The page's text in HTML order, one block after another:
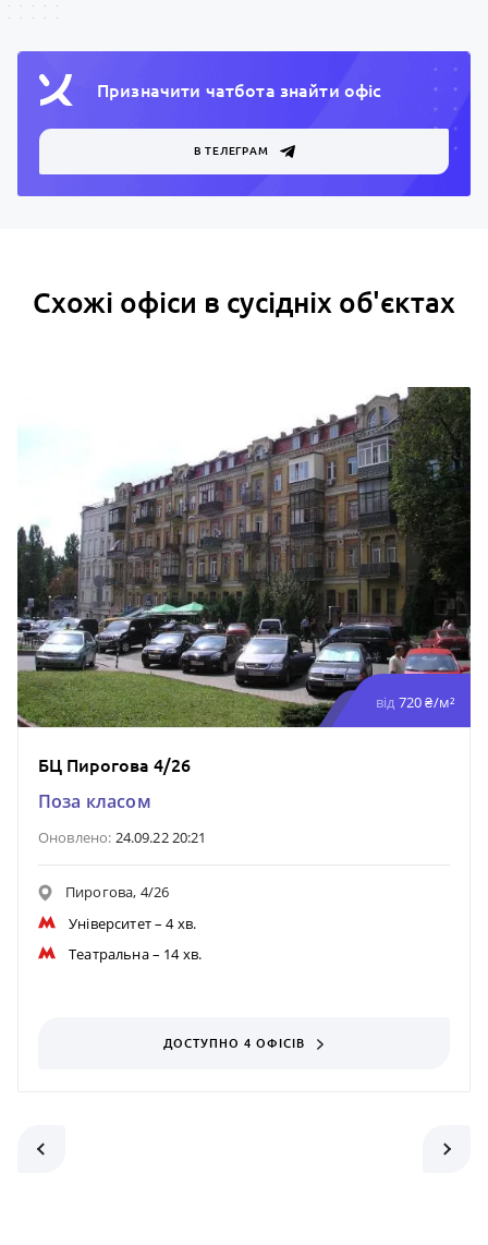
Призначити чатбота знайти офiс
В ТЕЛЕГРАМ
Схожі офіси в сусідніх об'єктах
від 720 ₴/м²
БЦ Пирогова 4/26
Поза класом
Оновлено: 24.09.22 20:21
Пирогова, 4/26
Університет– 4 хв.
Театральна– 14 хв.
ДОСТУПНО 4 ОФІСІВ